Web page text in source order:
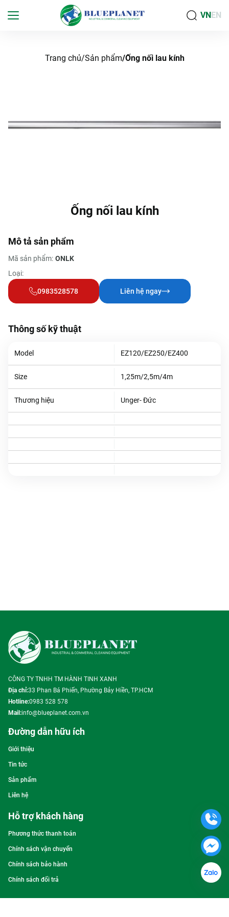
VNEN
Trang chủ Sản phẩm Ống nối lau kính
Ống nối lau kính
Mô tả sản phẩm
Mã sản phẩm: ONLK
Loại:
0983528578 Liên hệ ngay
Thông số kỹ thuật
Model EZ120/EZ250/EZ400
Size 1,25m/2,5m/4m
Thương hiệu Unger- Đức
CÔNG TY TNHH TM HÀNH TINH XANH
Địa chỉ:33 Phan Bá Phiến, Phường Bảy Hiền, TP.HCM
Hotline:0983 528 578
Mail:info@blueplanet.com.vn
Đường dẫn hữu ích
Giới thiệu
Tin tức
Sản phẩm
Liên hệ
Hỗ trợ khách hàng
Phương thức thanh toán
Chính sách vận chuyển
Chính sách bảo hành
Chính sách đổi trả